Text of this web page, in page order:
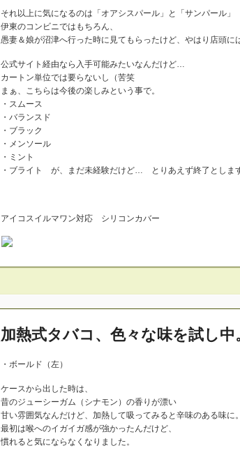
それ以上に気になるのは「オアシスパール」と「サンパール」
伊東のコンビニではもちろん、
愚妻＆娘が沼津へ行った時に見てもらったけど、やはり店頭に
公式サイト経由なら入手可能みたいなんだけど…
カートン単位では要らないし（苦笑
まぁ、こちらは今後の楽しみという事で。
・スムース
・バランスド
・ブラック
・メンソール
・ミント
・ブライト が、まだ未経験だけど… とりあえず終了とします
アイコスイルマワン対応 シリコンカバー
加熱式タバコ、色々な味を試し中
・ボールド（左）
ケースから出した時は、
昔のジューシーガム（シナモン）の香りが漂い
甘い雰囲気なんだけど、加熱して吸ってみると辛味のある味に。
最初は喉へのイガイガ感が強かったんだけど、
慣れると気にならなくなりました。